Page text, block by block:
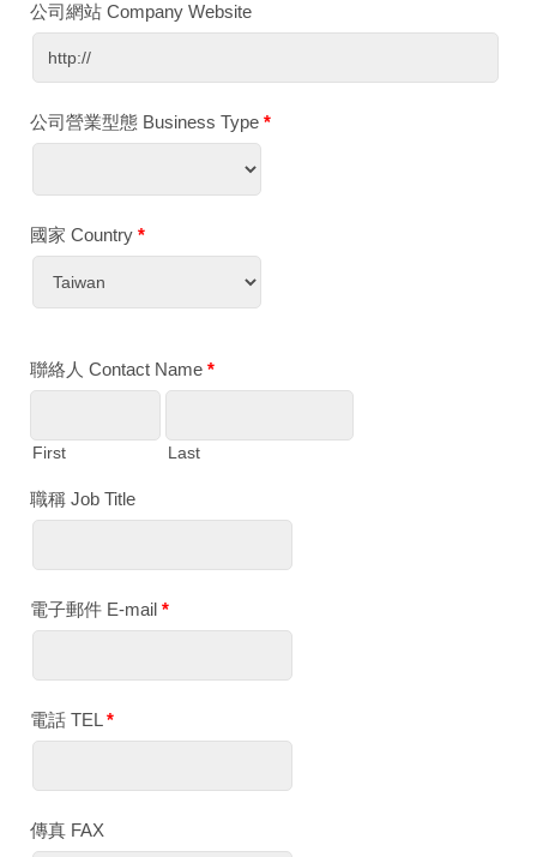
公司網站 Company Website
公司營業型態 Business Type *
國家 Country *
聯絡人 Contact Name *
First Last
職稱 Job Title
電子郵件 E-mail *
電話 TEL*
傳真 FAX